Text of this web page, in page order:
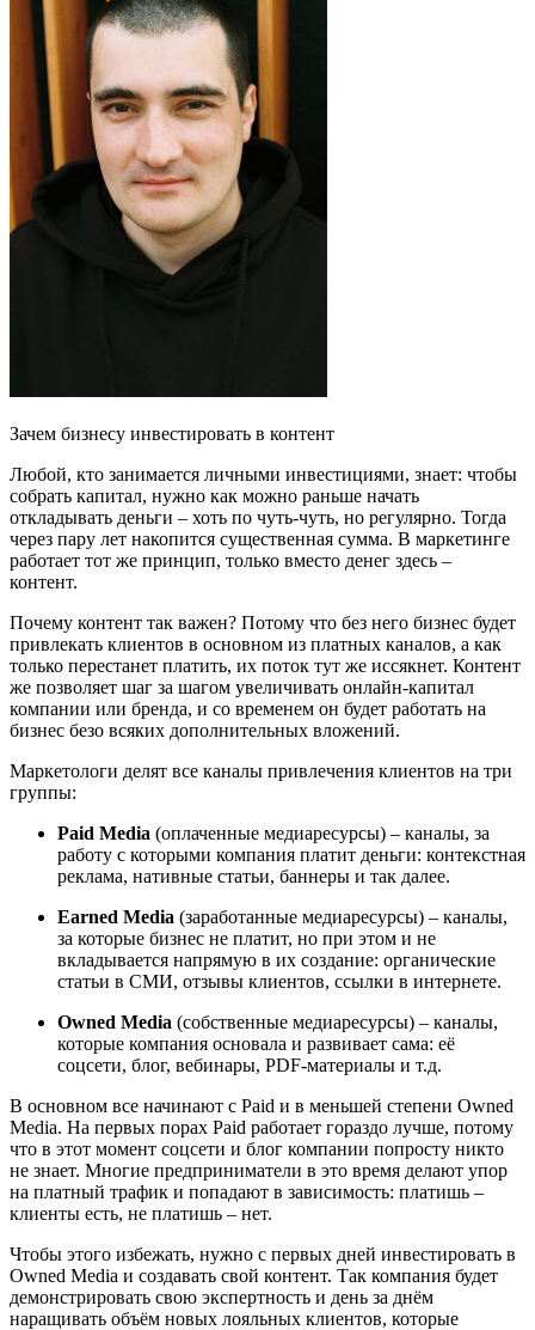
Зачем бизнесу инвестировать в контент
Любой, кто занимается личными инвестициями, знает: чтобы
собрать капитал, нужно как можно раньше начать
откладывать деньги – хоть по чуть-чуть, но регулярно. Тогда
через пару лет накопится существенная сумма. В маркетинге
работает тот же принцип, только вместо денег здесь –
контент.
Почему контент так важен? Потому что без него бизнес будет
привлекать клиентов в основном из платных каналов, а как
только перестанет платить, их поток тут же иссякнет. Контент
же позволяет шаг за шагом увеличивать онлайн-капитал
компании или бренда, и со временем он будет работать на
бизнес безо всяких дополнительных вложений.
Маркетологи делят все каналы привлечения клиентов на три
группы:
Paid Media (оплаченные медиаресурсы) – каналы, за
работу с которыми компания платит деньги: контекстная
реклама, нативные статьи, баннеры и так далее.
Earned Media (заработанные медиаресурсы) – каналы,
за которые бизнес не платит, но при этом и не
вкладывается напрямую в их создание: органические
статьи в СМИ, отзывы клиентов, ссылки в интернете.
Owned Media (собственные медиаресурсы) – каналы,
которые компания основала и развивает сама: её
соцсети, блог, вебинары, PDF-материалы и т.д.
В основном все начинают с Paid и в меньшей степени Owned
Media. На первых порах Paid работает гораздо лучше, потому
что в этот момент соцсети и блог компании попросту никто
не знает. Многие предприниматели в это время делают упор
на платный трафик и попадают в зависимость: платишь –
клиенты есть, не платишь – нет.
Чтобы этого избежать, нужно с первых дней инвестировать в
Owned Media и создавать свой контент. Так компания будет
демонстрировать свою экспертность и день за днём
наращивать объём новых лояльных клиентов, которые